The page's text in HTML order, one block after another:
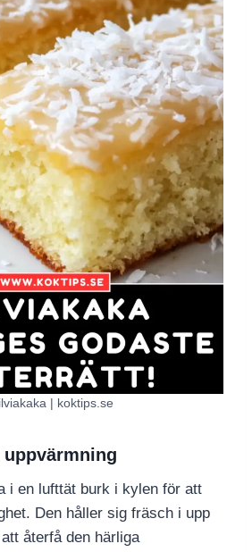
| koktips.se
i en lufttät burk i kylen för att
Den håller sig fräsch i upp
återfå den härliga